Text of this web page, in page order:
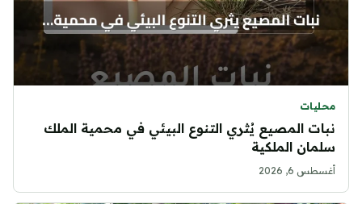
محليات
نبات المصيع يُثري التنوع البيئي في محمية الملك
سلمان الملكية
أغسطس 6, 2026